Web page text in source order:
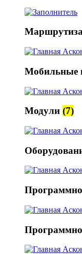
Мобильные
Модули (7)